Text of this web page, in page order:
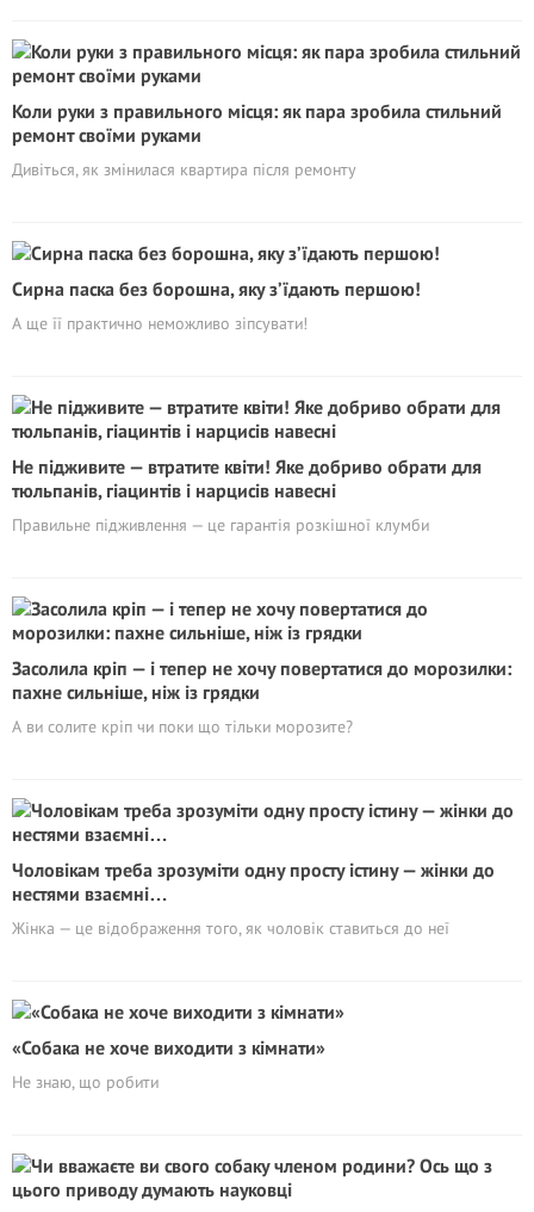
Коли руки з правильного місця: як пара зробила стильний
ремонт своїми руками
Дивіться, як змінилася квартира після ремонту
Сирна паска без борошна, яку з’їдають першою!
А ще її практично неможливо зіпсувати!
Не підживите — втратите квіти! Яке добриво обрати для
тюльпанів, гіацинтів і нарцисів навесні
Правильне підживлення — це гарантія розкішної клумби
Засолила кріп — і тепер не хочу повертатися до морозилки:
пахне сильніше, ніж із грядки
А ви солите кріп чи поки що тільки морозите?
Чоловікам треба зрозуміти одну просту істину — жінки до
нестями взаємні…
Жінка — це відображення того, як чоловік ставиться до неї
«Собака не хоче виходити з кімнати»
Не знаю, що робити